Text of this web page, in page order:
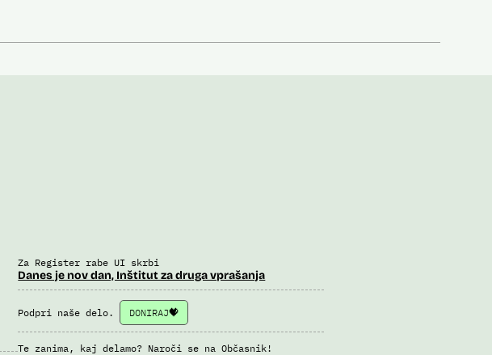
Za Register rabe UI skrbi
Danes je nov dan, Inštitut za druga vprašanja
Podpri naše delo. DONIRAJ
Te zanima, kaj delamo? Naroči se na Občasnik!